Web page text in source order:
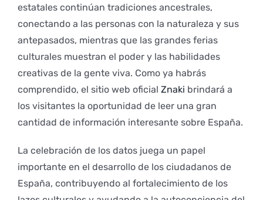
estatales continúan tradiciones ancestrales,
conectando a las personas con la naturaleza y sus
antepasados, mientras que las grandes ferias
culturales muestran el poder y las habilidades
creativas de la gente viva. Como ya habrás
comprendido, el sitio web oficial Znaki brindará a
los visitantes la oportunidad de leer una gran
cantidad de información interesante sobre España.
La celebración de los datos juega un papel
importante en el desarrollo de los ciudadanos de
España, contribuyendo al fortalecimiento de los